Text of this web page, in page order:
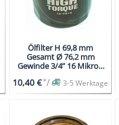
Ölfilter H 69,8 mm
Gesamt Ø 76,2 mm
Gewinde 3/4” 16 Mikron
10,40 €*/ 3-5 Werktage